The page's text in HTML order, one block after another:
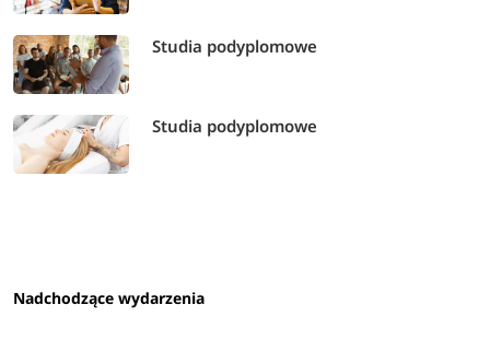
Studia podyplomowe
Studia podyplomowe
Nadchodzące wydarzenia